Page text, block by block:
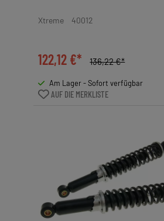
Xtreme 40012
122,12 €* 136,22 €*
Am Lager - Sofort verfügbar
AUF DIE MERKLISTE